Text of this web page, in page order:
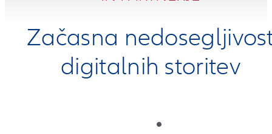
Začasna
digitalnih storitev